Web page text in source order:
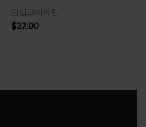
단일크레아틴
$32.00